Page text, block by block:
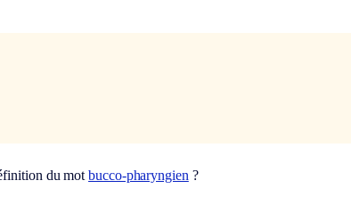
du motbucco-pharyngien ?